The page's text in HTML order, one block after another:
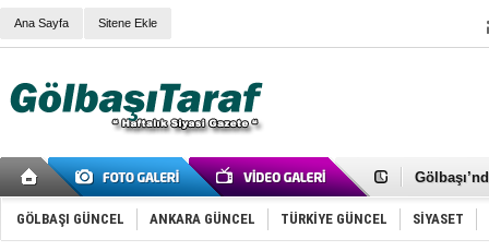
Ana Sayfa Sitene Ekle
Cemal
Samet
FAİZ
GÖLBAŞI GÜNCEL ANKARA GÜNCEL TÜRKİYE GÜNCEL SİYASET